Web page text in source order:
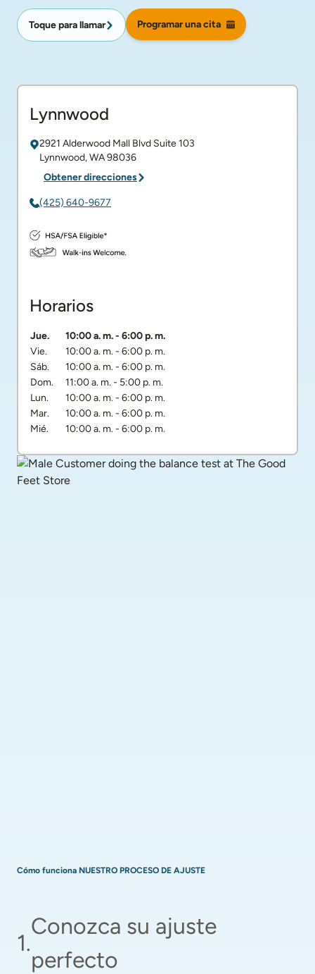
Toque para llamar Programar una cita
Lynnwood
2921 Alderwood Mall Blvd Suite 103
Lynnwood,WA98036
Obtener direcciones
(425) 640-9677
Horarios
Día de la semanaHorarios
Jue. 10:00 a. m.- 6:00 p. m.
Vie.
10:00 a. m.- 6:00 p. m.
Sáb.
10:00 a. m.- 6:00 p. m.
Dom.
11:00 a. m.- 5:00 p. m.
Lun.
10:00 a. m.- 6:00 p. m.
Mar.
10:00 a. m.- 6:00 p. m.
Mié.
10:00 a. m.- 6:00 p. m.
Cómo funciona NUESTRO PROCESO DE AJUSTE
1.
Conozca su ajuste
perfecto